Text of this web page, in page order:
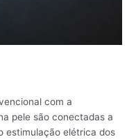
com a
pele são conectadas a
estimulação elétrica dos